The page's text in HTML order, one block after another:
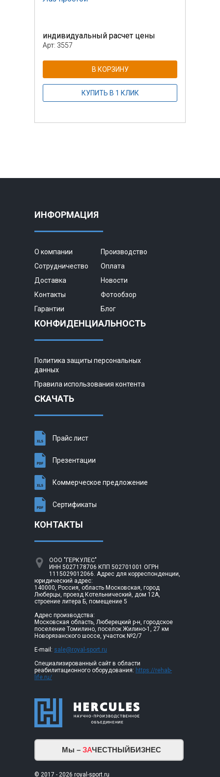
индивидуальный расчет цены
Арт: 3557
В КОРЗИНУ
КУПИТЬ В 1 КЛИК
ИНФОРМАЦИЯ
О компании
Производство
Сотрудничество
Оплата
Доставка
Новости
Контакты
Фотообзор
Гарантии
Блог
КОНФИДЕНЦИАЛЬНОСТЬ
Политика защиты персональных
данных
Правила использования контента
СКАЧАТЬ
Прайс лист
Презентации
Коммерческое предложение
Сертификаты
КОНТАКТЫ
ООО "ГЕРКУЛЕС"
ИНН 5027178706 КПП 502701001 ОГРН
1115029012066. Адрес для корреспонденции,
юридический адрес:
140000, Россия, область Московская, город
Люберцы, проезд Котельнический, дом 12А,
строение литера Б, помещение 5
Адрес производства:
Московская область, Люберецкий р-н, городское
поселение Томилино, поселок Жилино-1, 27 км
Новорязанского шоссе, участок №2/7
E-mail: sale@royal-sport.ru
Специализированный сайт в области
реабилитационного оборудования: https://rehab-
life.ru/
Мы – ЗАЧЕСТНЫЙБИЗНЕС
© 2017 - 2026 royal-sport.ru